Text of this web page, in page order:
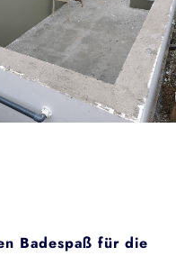
Badespaß für die